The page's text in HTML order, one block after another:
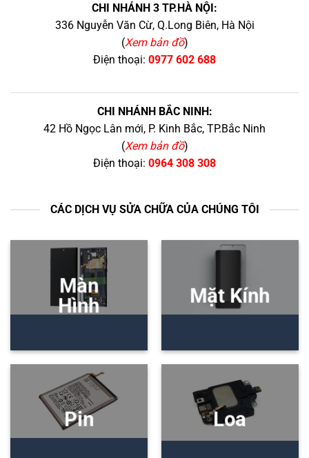
CHI NHÁNH 3 TP.HÀ NỘI:
336 Nguyễn Văn Cừ, Q.Long Biên, Hà Nội
(Xem bản đồ)
Điện thoại: 0977 602 688
CHI NHÁNH BẮC NINH:
42 Hồ Ngọc Lân mới, P. Kinh Bắc, TP.Bắc Ninh
(Xem bản đồ)
Điện thoại: 0964 308 308
CÁC DỊCH VỤ SỬA CHỮA CỦA CHÚNG TÔI
Màn
Hình
Mặt Kính
Pin Loa